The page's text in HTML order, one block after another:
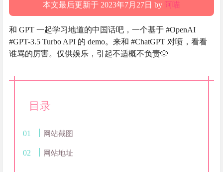
本文最后更新于 2023年7月27日 by 阿喵
和 GPT 一起学习地道的中国话吧，一个基于 #OpenAI
#GPT-3.5 Turbo API 的 demo。来和 #ChatGPT 对喷，看看
谁骂的厉害。仅供娱乐，引起不适概不负责🐶
目录
网站截图
网站地址